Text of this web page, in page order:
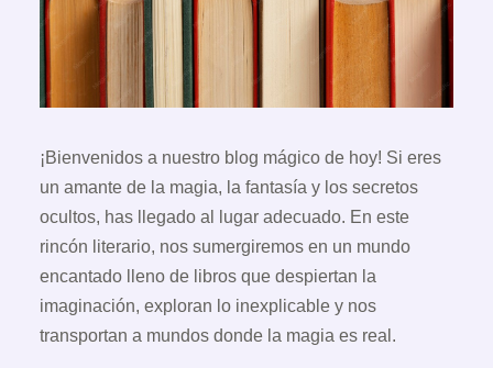
¡Bienvenidos a nuestro blog mágico de hoy! Si eres
un amante de la magia, la fantasía y los secretos
ocultos, has llegado al lugar adecuado. En este
rincón literario, nos sumergiremos en un mundo
encantado lleno de libros que despiertan la
imaginación, exploran lo inexplicable y nos
transportan a mundos donde la magia es real.